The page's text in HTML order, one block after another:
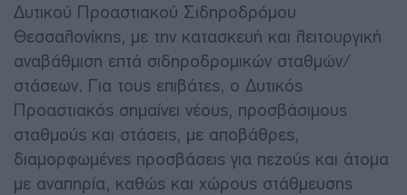
Δυτικού Προαστιακού Σιδηροδρόμου
Θεσσαλονίκης, με την κατασκευή και λειτουργική
αναβάθμιση επτά σιδηροδρομικών σταθμών/
στάσεων. Για τους επιβάτες, ο Δυτικός
Προαστιακός σημαίνει νέους, προσβάσιμους
σταθμούς και στάσεις, με αποβάθρες,
διαμορφωμένες προσβάσεις για πεζούς και άτομα
με αναπηρία, καθώς και χώρους στάθμευσης